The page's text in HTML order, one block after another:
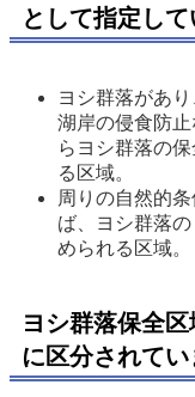
として指定して
ヨシ群落があ
湖岸の侵食防
らヨシ群落の
る区域。
周りの自然的
ば、ヨシ群落
められる区域。
ヨシ群落保全
に区分されてい